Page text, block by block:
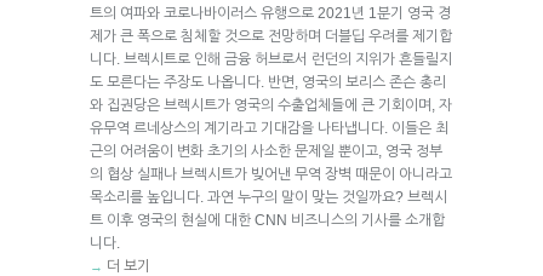
트의 여파와 코로나바이러스 유행으로 2021년 1분기 영국 경
제가 큰 폭으로 침체할 것으로 전망하며 더블딥 우려를 제기합
니다. 브렉시트로 인해 금융 허브로서 런던의 지위가 흔들릴지
도 모른다는 주장도 나옵니다. 반면, 영국의 보리스 존슨 총리
와 집권당은 브렉시트가 영국의 수출업체들에 큰 기회이며, 자
유무역 르네상스의 계기라고 기대감을 나타냅니다. 이들은 최
근의 어려움이 변화 초기의 사소한 문제일 뿐이고, 영국 정부
의 협상 실패나 브렉시트가 빚어낸 무역 장벽 때문이 아니라고
목소리를 높입니다. 과연 누구의 말이 맞는 것일까요? 브렉시
트 이후 영국의 현실에 대한 CNN 비즈니스의 기사를 소개합
니다.
→ 더 보기